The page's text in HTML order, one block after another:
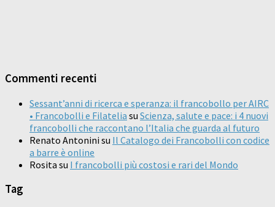
Commenti recenti
Sessant’anni di ricerca e speranza: il francobollo per AIRC
• Francobolli e Filatelia su Scienza, salute e pace: i 4 nuovi
francobolli che raccontano l’Italia che guarda al futuro
Renato Antonini su Il Catalogo dei Francobolli con codice
a barre è online
Rosita su I francobolli più costosi e rari del Mondo
Tag